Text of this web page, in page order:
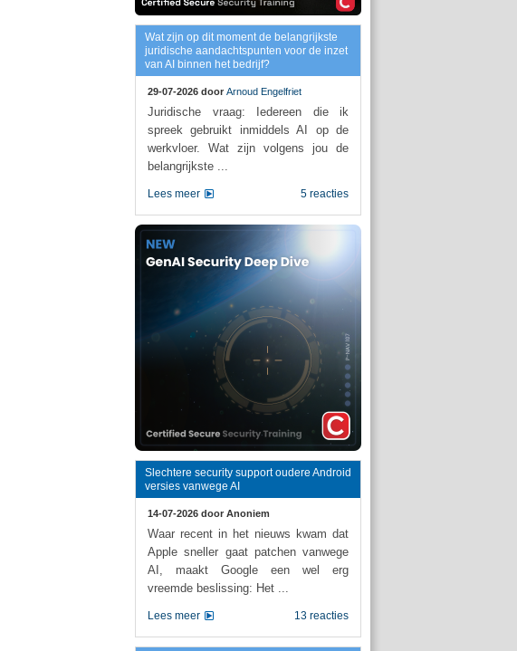
Wat zijn op dit moment de belangrijkste
juridische aandachtspunten voor de inzet
van AI binnen het bedrijf?
29-07-2026 door Arnoud Engelfriet
Juridische vraag: Iedereen die ik
spreek gebruikt inmiddels AI op de
werkvloer. Wat zijn volgens jou de
belangrijkste ...
5 reacties
Lees meer
Slechtere security support oudere Android
versies vanwege AI
14-07-2026 door Anoniem
Waar recent in het nieuws kwam dat
Apple sneller gaat patchen vanwege
AI, maakt Google een wel erg
vreemde beslissing: Het ...
13 reacties
Lees meer